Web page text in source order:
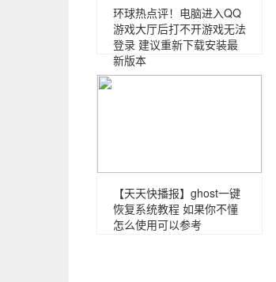
环球热点评！电脑进入QQ
游戏大厅后打不开游戏无法
登录 建议重新下载安装最
新版本
【天天快播报】ghost一键
恢复系统教程 如果你不懂
怎么使用可以参考